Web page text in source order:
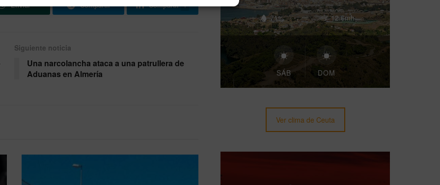
Enviar Compartir Compartir 1
Siguiente noticia
Una narcolancha ataca a una patrullera de
Aduanas en Almería
71% 12.6mh
SÁB DOM
Ver clima de Ceuta